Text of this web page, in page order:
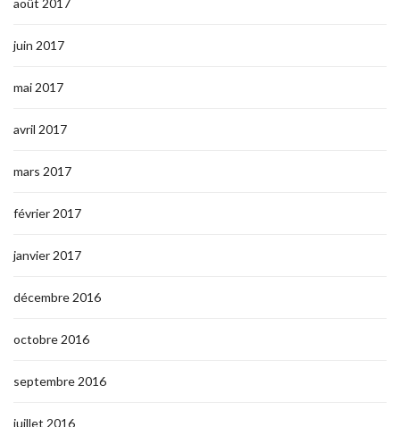
août 2017
juin 2017
mai 2017
avril 2017
mars 2017
février 2017
janvier 2017
décembre 2016
octobre 2016
septembre 2016
juillet 2016